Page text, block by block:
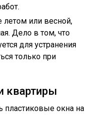
летом или весной,
Дело в том, что
для устранения
только при
квартиры
пластиковые окна на